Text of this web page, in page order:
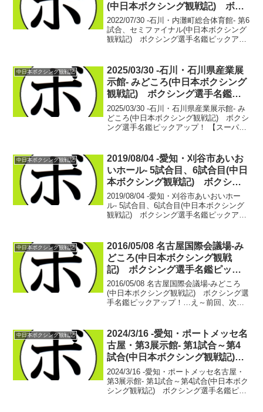
(中日本ボクシング観戦記) ボク
シング選手名鑑ピックアップ！
2022/07/30 -石川・内灘町総合体育館- 第6
試合、セミファイナル(中日本ボクシング
観戦記) ボクシング選手名鑑ピックアッ
アダチ)坂本 将哉 8戦4...
中日本ボクシング観戦記
2025/03/30 -石川・石川県産業展
示館- みどころ(中日本ボクシング
観戦記) ボクシング選手名鑑ピ
ックアップ！
2025/03/30 -石川・石川県産業展示館- み
どころ(中日本ボクシング観戦記) ボクシ
ング選手名鑑ピックアップ！ 【スーパー
は湊 直也の名前で戦っ...
中日本ボクシング観戦記
2019/08/04 -愛知・刈谷市あいお
いホール- 5試合目、6試合目(中日
本ボクシング観戦記) ボクシン
グ選手名鑑ピックアップ！
2019/08/04 -愛知・刈谷市あいおいホー
ル- 5試合目、6試合目(中日本ボクシング
観戦記) ボクシング選手名鑑ピックアッ
vs テル のび太(緑)木村 天汰...
中日本ボクシング観戦記
2016/05/08 名古屋国際会議場-み
どころ(中日本ボクシング観戦
記) ボクシング選手名鑑ピック
アップ！
2016/05/08 名古屋国際会議場-みどころ
(中日本ボクシング観戦記) ボクシング選
手名鑑ピックアップ！…え～前回、次は
合ってません。そして中日本のボクシン
グ観...
中日本ボクシング観戦記
2024/3/16 -愛知・ポートメッセ名
古屋・第3展示館- 第1試合～第4
試合(中日本ボクシング観戦記)
ボクシング選手名鑑ピックアッ
プ！
2024/3/16 -愛知・ポートメッセ名古屋・
第3展示館- 第1試合～第4試合(中日本ボク
シング観戦記) ボクシング選手名鑑ピッ